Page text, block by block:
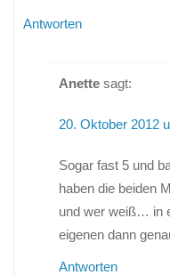
Antworten
Anette sagt:
20. Oktober 2012
Sogar fast 5 und
haben die beiden
und wer weiß… in
eigenen dann
Antworten